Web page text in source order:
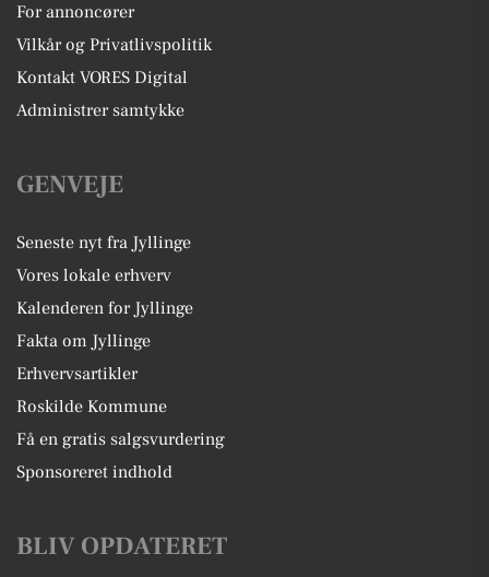
For annoncører
Vilkår og Privatlivspolitik
Kontakt VORES Digital
Administrer samtykke
GENVEJE
Seneste nyt fra Jyllinge
Vores lokale erhverv
Kalenderen for Jyllinge
Fakta om Jyllinge
Erhvervsartikler
Roskilde Kommune
Få en gratis salgsvurdering
Sponsoreret indhold
BLIV OPDATERET